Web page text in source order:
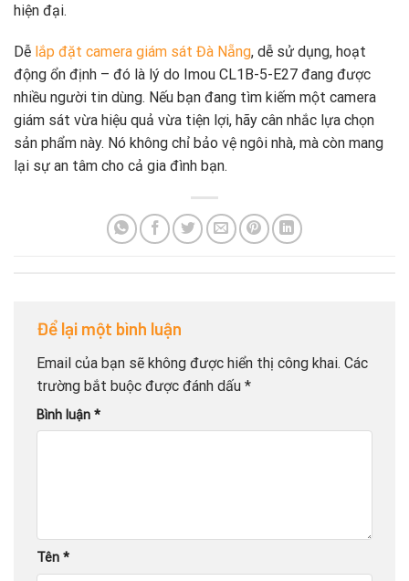
hiện đại.
Dễ lắp đặt camera giám sát Đà Nẵng, dễ sử dụng, hoạt
động ổn định – đó là lý do Imou CL1B-5-E27 đang được
nhiều người tin dùng. Nếu bạn đang tìm kiếm một camera
giám sát vừa hiệu quả vừa tiện lợi, hãy cân nhắc lựa chọn
sản phẩm này. Nó không chỉ bảo vệ ngôi nhà, mà còn mang
lại sự an tâm cho cả gia đình bạn.
Để lại một bình luận
Email của bạn sẽ không được hiển thị công khai. Các
trường bắt buộc được đánh dấu *
Bình luận *
Tên *